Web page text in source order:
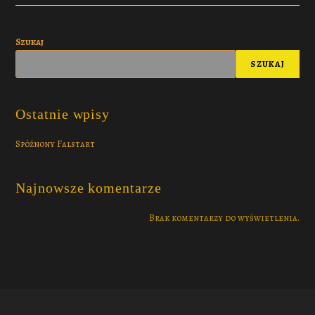
Szukaj
SZUKAJ
Ostatnie wpisy
Spóźnony Falstart
Najnowsze komentarze
Brak komentarzy do wyświetlenia.